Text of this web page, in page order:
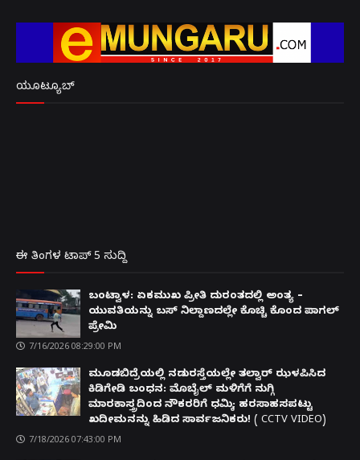
ಯೂಟ್ಯೂಬ್
ಈ ತಿಂಗಳ ಟಾಪ್ 5 ಸುದ್ದಿ
ಬಂಟ್ವಾಳ: ಏಕಮುಖ ಪ್ರೀತಿ ದುರಂತದಲ್ಲಿ ಅಂತ್ಯ –
ಯುವತಿಯನ್ನು ಬಸ್ ನಿಲ್ದಾಣದಲ್ಲೇ ಕೊಚ್ಚಿ ಕೊಂದ ಪಾಗಲ್
ಪ್ರೇಮಿ
7/16/2026 08:29:00 PM
ಮೂಡಬಿದ್ರೆಯಲ್ಲಿ ನಡುರಸ್ತೆಯಲ್ಲೇ ತಲ್ವಾರ್ ಝಳಪಿಸಿದ
ಕಿಡಿಗೇಡಿ ಬಂಧನ: ಮೊಬೈಲ್ ಮಳಿಗೆಗೆ ನುಗ್ಗಿ
ಮಾರಕಾಸ್ತ್ರದಿಂದ ನೌಕರರಿಗೆ ಧಮ್ಕಿ; ಹರಸಾಹಸಪಟ್ಟು
ಖದೀಮನನ್ನು ಹಿಡಿದ ಸಾರ್ವಜನಿಕರು! ( CCTV VIDEO)
7/18/2026 07:43:00 PM